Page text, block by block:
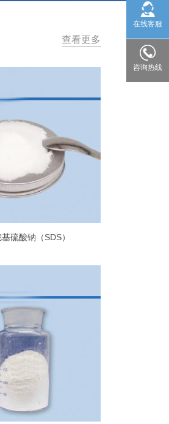
查看更多
硫酸钠（SDS）
在线客服
咨询热线